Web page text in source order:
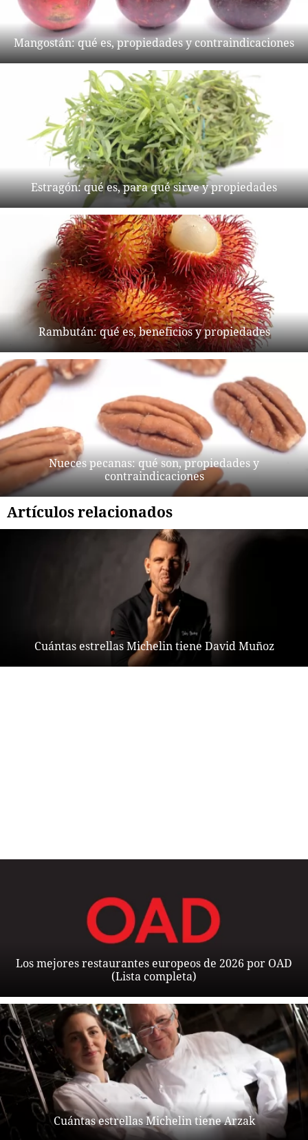
Mangostán: qué es, propiedades y contraindicaciones
Estragón: qué es, para qué sirve y propiedades
Rambután: qué es, beneficios y propiedades
Nueces pecanas: qué son, propiedades y
contraindicaciones
Artículos relacionados
Cuántas estrellas Michelin tiene David Muñoz
Los mejores restaurantes europeos de 2026 por OAD
(Lista completa)
Cuántas estrellas Michelin tiene Arzak